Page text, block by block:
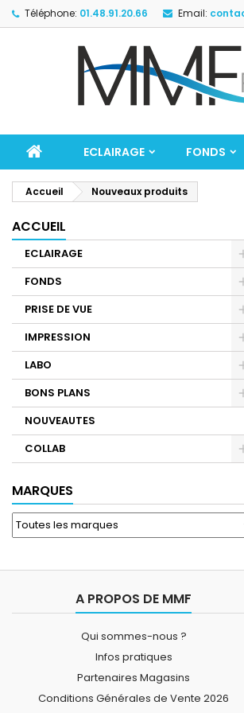
Téléphone: 01.48.91.20.66 Email:
ECLAIRAGE FONDS
Accueil Nouveaux produits
ACCUEIL
ECLAIRAGE
FONDS
PRISE DE VUE
IMPRESSION
LABO
BONS PLANS
NOUVEAUTES
COLLAB
MARQUES
A PROPOS DE MMF
Qui sommes-nous ?
Infos pratiques
Partenaires Magasins
Conditions Générales de Vente 2026